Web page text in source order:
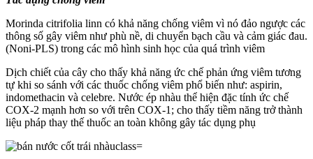
Morinda citrifolia linn có khả năng chống viêm vì nó đảo ngược các
thông số gây viêm như phù nề, di chuyển bạch cầu và cảm giác đau.
(Noni-PLS) trong các mô hình sinh học của quá trình viêm
Dịch chiết của cây cho thấy khả năng ức chế phản ứng viêm tương
tự khi so sánh với các thuốc chống viêm phổ biến như: aspirin,
indomethacin và celebre. Nước ép nhàu thể hiện đặc tính ức chế
COX-2 mạnh hơn so với trên COX-1; cho thấy tiềm năng trở thành
liệu pháp thay thế thuốc an toàn không gây tác dụng phụ